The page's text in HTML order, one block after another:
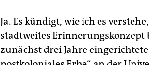
Ja. Es kündigt, wie ich es
stadtweites
zunächst drei Jahre